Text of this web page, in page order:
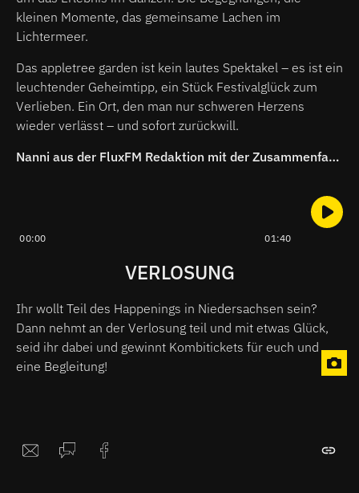
kleinen Momente, das gemeinsame Lachen im
Lichtermeer.
Das appletree garden ist kein lautes Spektakel – es ist ein
leuchtender Geheimtipp, ein Stück Festivalglück zum
Verlieben. Ein Ort, den man nur schweren Herzens
wieder verlässt – und sofort zurückwill.
Nanni aus der FluxFM Redaktion mit der Zusammenfassung
00:00 01:40
VERLOSUNG
Ihr wollt Teil des Happenings in Niedersachsen sein?
Dann nehmt an der Verlosung teil und mit etwas Glück,
seid ihr dabei und gewinnt Kombitickets für euch und
eine Begleitung!